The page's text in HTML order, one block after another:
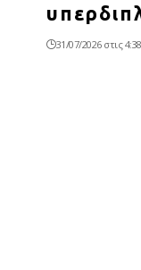
31/07/2026 στις